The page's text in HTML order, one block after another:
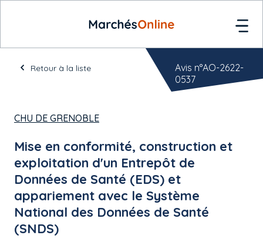
Retour à la liste
CHU DE GRENOBLE
Mise en conformité, construction et
exploitation d'un Entrepôt de
Données de Santé (EDS) et
appariement avec le Système
National des Données de Santé
(SNDS)
Avis n°AO-2622-
0537